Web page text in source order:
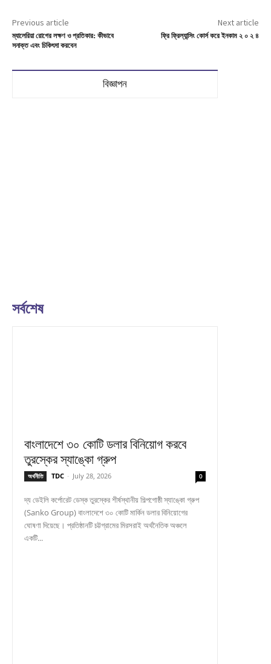
Previous article
ম্যালেরিয়া রোগের লক্ষণ ও প্রতিকার: কীভাবে
সনাক্ত এবং চিকিৎসা করবেন
Next article
ফ্রি ফ্রিল্যান্সিং কোর্স করে ইনকাম ২ ০ ২ ৪
বিজ্ঞাপন
সর্বশেষ
বাংলাদেশে ৩০ কোটি ডলার বিনিয়োগ করবে
তুরস্কের স্যাঙ্কো গ্রুপ
অর্থনীতি TDC - July 28, 2026 0
দ্য ডেইলি কর্পোরেট ডেস্ক তুরস্কের শীর্ষস্থানীয় শিল্পগোষ্ঠী স্যাঙ্কো গ্রুপ
(Sanko Group) বাংলাদেশে ৩০ কোটি মার্কিন ডলার বিনিয়োগের
ঘোষণা দিয়েছে। প্রতিষ্ঠানটি চট্টগ্রামের মিরসরাই অর্থনৈতিক অঞ্চলে
একটি...